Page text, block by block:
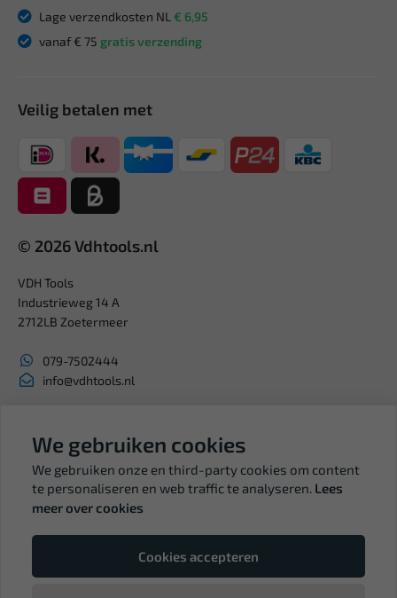
Lage verzendkosten NL € 6,95
vanaf € 75 gratis verzending
Veilig betalen met
© 2026 Vdhtools.nl
VDH Tools
Industrieweg 14 A
2712LB Zoetermeer
079-7502444
info@vdhtools.nl
BTW: NL819958657B01
We gebruiken cookies
We gebruiken onze en third-party cookies om content
te personaliseren en web traffic te analyseren. Lees
meer over cookies
Cookies accepteren